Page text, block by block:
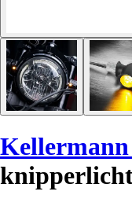
Kellermann